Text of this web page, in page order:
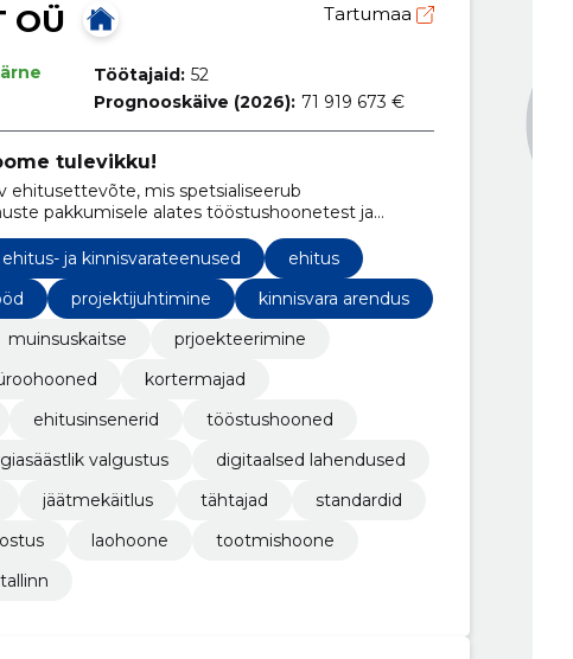
OÜ Tartumaa
Töötajaid: 52
Prognooskäive (2026): 71 919 673 €
tulevikku!
ehitusettevõte, mis spetsialiseerub
pakkumisele alates tööstushoonetest ja
ning korterelamuteni.
ehitus- ja kinnisvarateenused
ehitus
projektijuhtimine
kinnisvara arendus
muinsuskaitse
prjoekteerimine
kortermajad
ehitusinsenerid
tööstushooned
valgustus
digitaalsed lahendused
jäätmekäitlus tähtajad
standardid
laohoone
tootmishoone
tallinn